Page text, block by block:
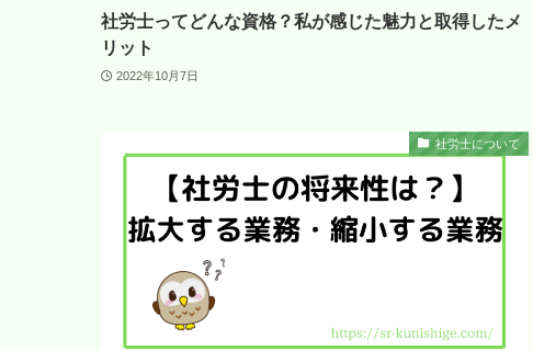
社労士ってどんな資格？私が感じた魅力と取得したメ
リット
2022年10月7日
社労士について